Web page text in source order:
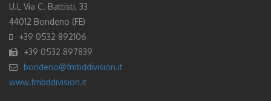
U.L Via C. Battisti, 33
44012 Bondeno (FE)
+39 0532 892106
+39 0532 897839
bondeno@fmbddivision.it
www.fmbddivision.it